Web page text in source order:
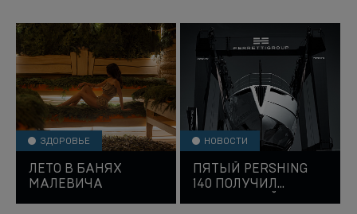
состоится на Каннском
яхтенном фестивале...
названием COSMOS.
Автором её дизайна стал
знаменитый...
ЗДОРОВЬЕ
ЛЕТО В БАНЯХ
МАЛЕВИЧА
НОВОСТИ
ПЯТЫЙ PERSHING
140 ПОЛУЧИЛ